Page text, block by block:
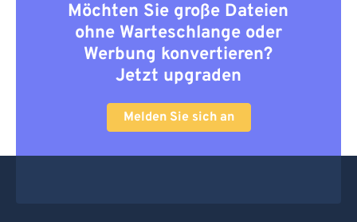
Möchten Sie große Dateien
ohne Warteschlange oder
Werbung konvertieren?
Jetzt upgraden
Melden Sie sich an